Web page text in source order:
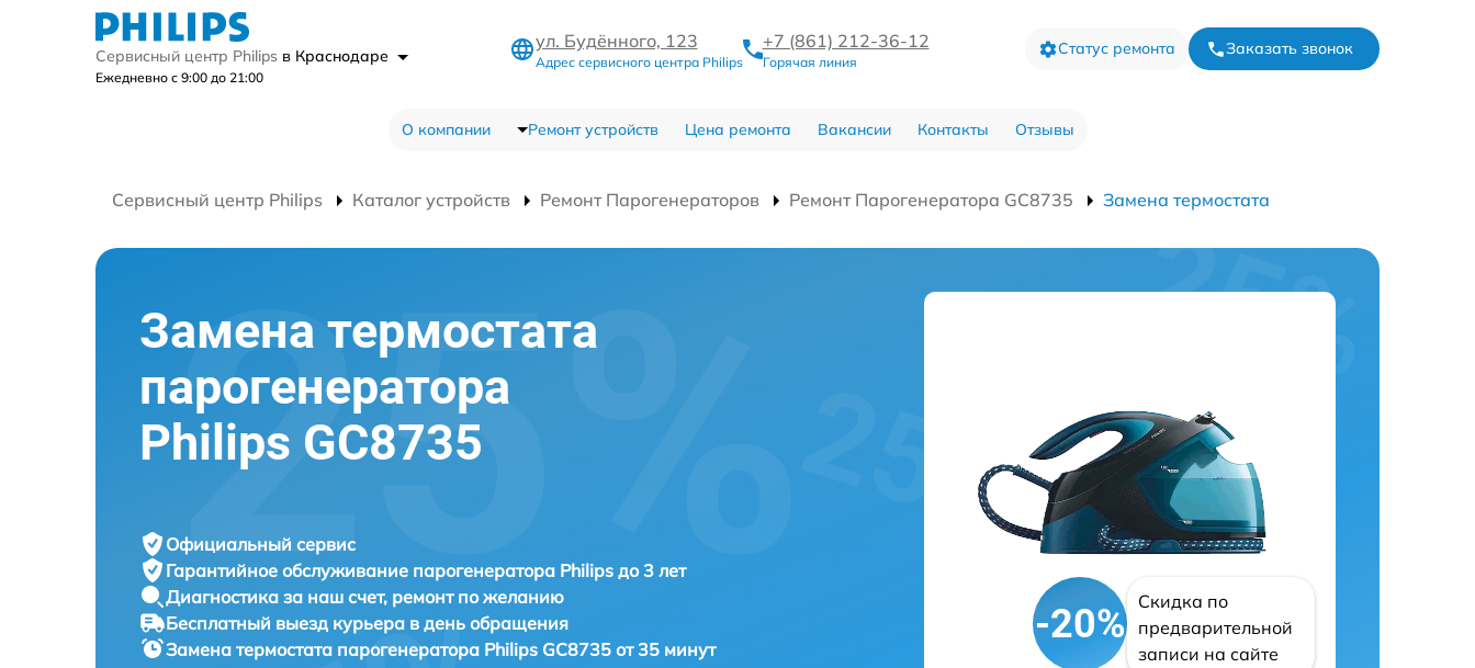
Сервисный центр Philips в Краснодаре
Ежедневно с 9:00 до 21:00
ул. Будённого, 123
Адрес сервисного центра Philips
+7 (861) 212-36-12
Горячая линия
Статус ремонта Заказать звонок
О компании Ремонт устройств Цена ремонта Вакансии Контакты Отзывы
Сервисный центр Philips Каталог устройств Ремонт Парогенераторов Ремонт Парогенератора GC8735 Замена термостата
Замена термостата
парогенератора
Philips GC8735
Официальный сервис
Гарантийное обслуживание парогенератора Philips до 3 лет
Диагностика за наш счет, ремонт по желанию
Бесплатный выезд курьера в день обращения
Замена термостата парогенератора Philips GC8735 от 35 минут
-20%
Скидка по
предварительной
записи на сайте